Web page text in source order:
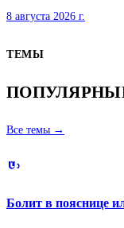
8 августа 2026 г.
ТЕМЫ
Все темы →
Болит в пояснице